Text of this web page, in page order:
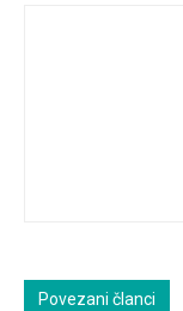
Povezani članci